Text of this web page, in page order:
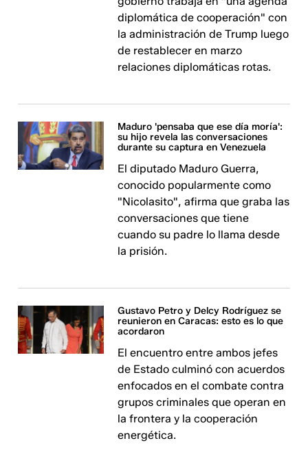
diplomática de cooperación" con
la administración de Trump luego
de restablecer en marzo
relaciones diplomáticas rotas.
Maduro 'pensaba que ese día moría':
su hijo revela las conversaciones
durante su captura en Venezuela
El diputado Maduro Guerra,
conocido popularmente como
"Nicolasito", afirma que graba las
conversaciones que tiene
cuando su padre lo llama desde
la prisión.
Gustavo Petro y Delcy Rodríguez se
reunieron en Caracas: esto es lo que
acordaron
El encuentro entre ambos jefes
de Estado culminó con acuerdos
enfocados en el combate contra
grupos criminales que operan en
la frontera y la cooperación
energética.